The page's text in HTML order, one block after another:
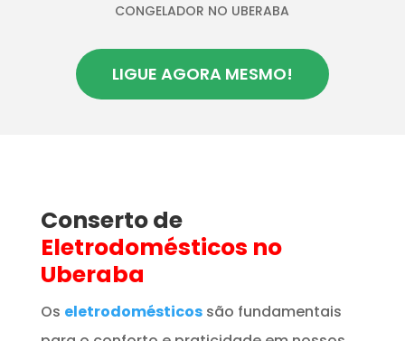
CONGELADOR NO UBERABA
LIGUE AGORA MESMO!
Conserto de
Eletrodomésticos no
Uberaba
Os eletrodomésticos são fundamentais